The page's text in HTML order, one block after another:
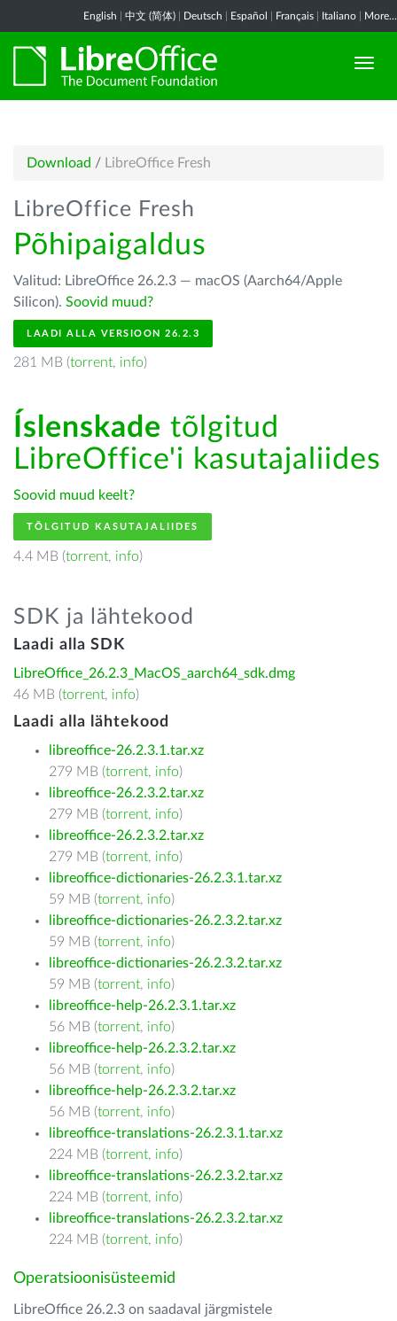
English 中文 (简体) Deutsch Español Français Italiano More...
Download / LibreOffice Fresh
LibreOffice Fresh
Põhipaigaldus
Valitud: LibreOffice 26.2.3 — macOS (Aarch64/Apple
Silicon). Soovid muud?
LAADI ALLA VERSIOON 26.2.3
281 MB (torrent, info)
Íslenskade tõlgitud
LibreOffice'i kasutajaliides
Soovid muud keelt?
TÕLGITUD KASUTAJALIIDES
4.4 MB (torrent, info)
SDK ja lähtekood
Laadi alla SDK
LibreOffice_26.2.3_MacOS_aarch64_sdk.dmg
46 MB (torrent, info)
Laadi alla lähtekood
libreoffice-26.2.3.1.tar.xz
279 MB (torrent, info)
libreoffice-26.2.3.2.tar.xz
279 MB (torrent, info)
libreoffice-26.2.3.2.tar.xz
279 MB (torrent, info)
libreoffice-dictionaries-26.2.3.1.tar.xz
59 MB (torrent, info)
libreoffice-dictionaries-26.2.3.2.tar.xz
59 MB (torrent, info)
libreoffice-dictionaries-26.2.3.2.tar.xz
59 MB (torrent, info)
libreoffice-help-26.2.3.1.tar.xz
56 MB (torrent, info)
libreoffice-help-26.2.3.2.tar.xz
56 MB (torrent, info)
libreoffice-help-26.2.3.2.tar.xz
56 MB (torrent, info)
libreoffice-translations-26.2.3.1.tar.xz
224 MB (torrent, info)
libreoffice-translations-26.2.3.2.tar.xz
224 MB (torrent, info)
libreoffice-translations-26.2.3.2.tar.xz
224 MB (torrent, info)
Operatsioonisüsteemid
LibreOffice 26.2.3 on saadaval järgmistele